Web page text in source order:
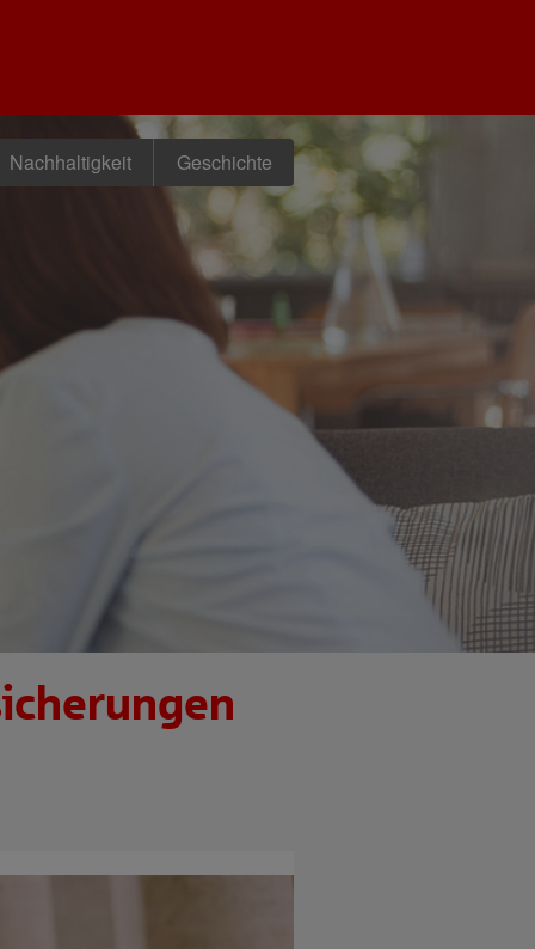
Nachhaltigkeit Geschichte